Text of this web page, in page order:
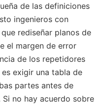
de las definiciones
ingenieros con
rediseñar planos de
el margen de error
de los repetidores
exigir una tabla de
partes antes de
no hay acuerdo sobre